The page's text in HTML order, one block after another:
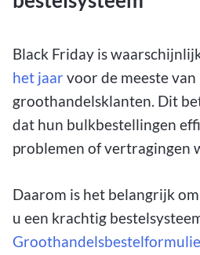
Black Friday is
het jaarvoor de meeste van
groothandelsklanten. Dit
dat hun bulkbestellingen
problemen of vertragingen
Daarom is het belangrijk
u een krachtig